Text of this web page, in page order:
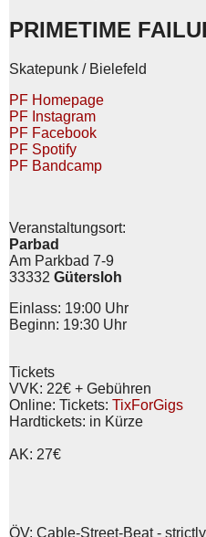
PRIMETIME
Skatepunk / Bielefeld
PF Homepage
PF Instagram
PF Facebook
PF Spotify
PF Bandcamp
Veranstaltungsort:
Parbad
Am Parkbad 7-9
33332 Gütersloh
Einlass: 19:00 Uhr
Beginn: 19:30 Uhr
Tickets
VVK: 22€ + Gebühren
Online: Tickets: TixForGigs
Hardtickets: in Kürze
AK: 27€
ÖV: Cable-Street-Beat -